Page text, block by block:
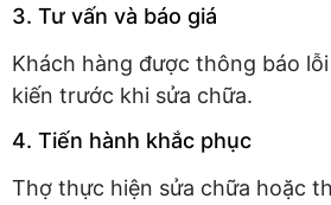
3. Tư vấn và báo giá
Khách hàng được thông báo
kiến trước khi sửa chữa.
4. Tiến hành khắc phục
Thợ thực hiện sửa chữa hoặc